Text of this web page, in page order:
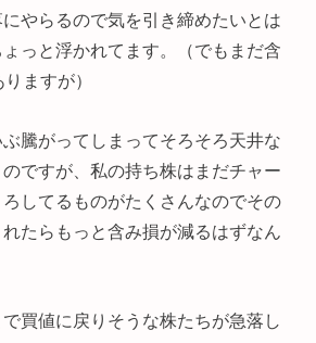
やらるので気を引き締めたいとは
っと浮かれてます。（でもまだ含
ますが）
騰がってしまってそろそろ天井な
ですが、私の持ち株はまだチャー
ろしてるものがたくさんなのでその
たらもっと含み損が減るはずなん
買値に戻りそうな株たちが急落し